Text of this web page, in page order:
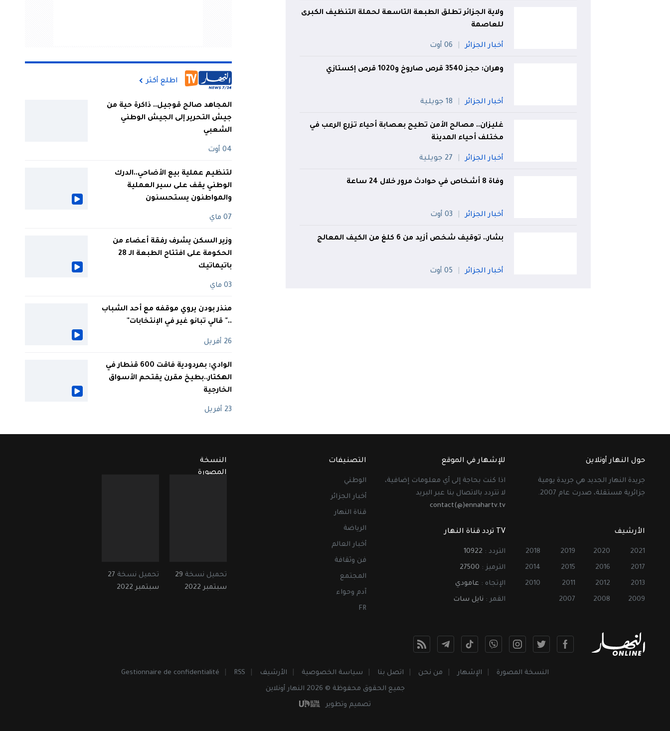
ولاية الجزائر تطلق الطبعة التاسعة لحملة التنظيف الكبرى
للعاصمة
أخبار الجزائر 06 أوت
وهران: حجز 3540 قرص صاروخ و1020 قرص إكستازي
أخبار الجزائر 18 جويلية
غليزان.. مصالح الأمن تطيح بعصابة أحياء تزرع الرعب في
مختلف أحياء المدينة
أخبار الجزائر 27 جويلية
وفاة 8 أشخاص في حوادث مرور خلال 24 ساعة
أخبار الجزائر 03 أوت
بشار.. توقيف شخص أزيد من 6 كلغ من الكيف المعالج
أخبار الجزائر 05 أوت
اطلع أكثر
المجاهد صالح قوجيل.. ذاكرة حية من
جيش التحرير إلى الجيش الوطني
الشعبي
04 أوت
لتنظيم عملية بيع الأضاحي..الدرك
الوطني يقف على سير العملية
والمواطنون يستحسنون
07 ماي
وزير السكن يشرف رفقة أعضاء من
الحكومة على افتتاح الطبعة الـ 28
باتيماتيك
03 ماي
منذر بودن يروي موقفه مع أحد الشباب
.." قالي تبانو غير في الإنتخابات"
26 أفريل
الوادي: بمردودية فاقت 600 قنطار في
الهكتار..بطيخ مقرن يقتحم الأسواق
الخارجية
23 أفريل
حول النهار أونلاين
جريدة النهار الجديد هي جريدة يومية
جزائرية مستقلة، صدرت عام 2007.
للإشهار في الموقع
اذا كنت بحاجة إلى أي معلومات إضافية،
لا تتردد بالاتصال بنا عبر البريد
contact(@)ennahartv.tv
الأرشيف
2021
2020
2019
2018
2017
2016
2015
2014
2013
2012
2011
2010
2009
2008
2007
TV تردد قناة النهار
التردد : 10922
الترميز : 27500
الإتجاه : عامودي
القمر : نايل سات
التصنيفات
الوطني
أخبار الجزائر
قناة النهار
الرياضة
أخبار العالم
فن وثقافة
المجتمع
آدم وحواء
FR
النسخة
المصورة
تحميل نسخة 29
سبتمبر 2022
تحميل نسخة 27
سبتمبر 2022
النسخة المصورة الإشهار من نحن اتصل بنا سياسة الخصوصية الأرشيف RSS
Gestionnaire de confidentialité
جميع الحقوق محفوظة © 2026 النهار أونلاين
تصميم وتطوير